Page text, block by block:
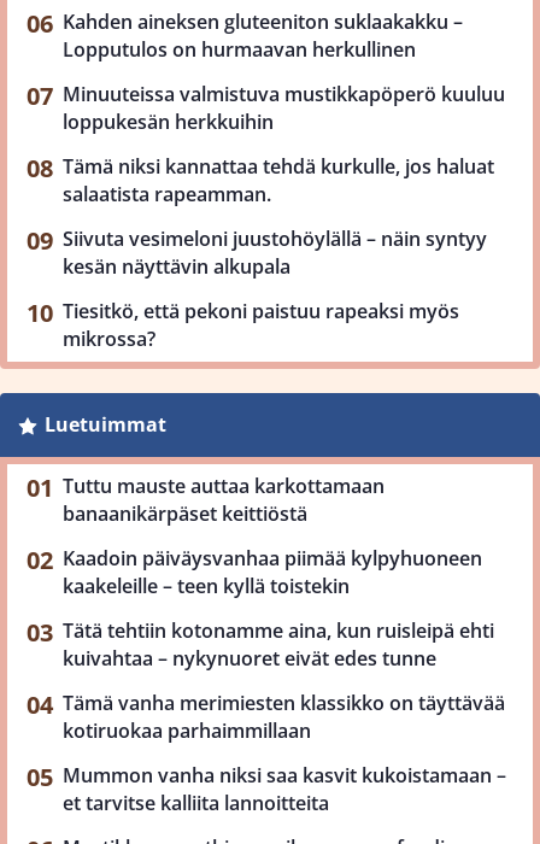
Kahden aineksen gluteeniton suklaakakku –
Lopputulos on hurmaavan herkullinen
Minuuteissa valmistuva mustikkapöperö kuuluu
loppukesän herkkuihin
Tämä niksi kannattaa tehdä kurkulle, jos haluat
salaatista rapeamman.
Siivuta vesimeloni juustohöylällä – näin syntyy
kesän näyttävin alkupala
Tiesitkö, että pekoni paistuu rapeaksi myös
mikrossa?
Luetuimmat
Tuttu mauste auttaa karkottamaan
banaanikärpäset keittiöstä
Kaadoin päiväysvanhaa piimää kylpyhuoneen
kaakeleille – teen kyllä toistekin
Tätä tehtiin kotonamme aina, kun ruisleipä ehti
kuivahtaa – nykynuoret eivät edes tunne
Tämä vanha merimiesten klassikko on täyttävää
kotiruokaa parhaimmillaan
Mummon vanha niksi saa kasvit kukoistamaan –
et tarvitse kalliita lannoitteita